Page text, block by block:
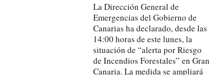
La Dirección General de
Emergencias del Gobierno de
Canarias ha declarado, desde las
14:00 horas de este lunes, la
situación de “alerta por Riesgo
de Incendios Forestales” en Gran
Canaria. La medida se ampliará